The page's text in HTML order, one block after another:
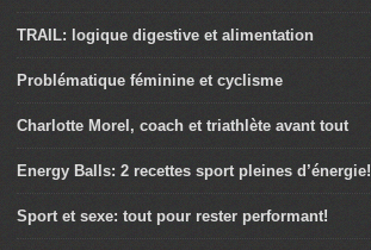
TRAIL: logique digestive et alimentation
Problématique féminine et cyclisme
Charlotte Morel, coach et triathlète avant tout
Energy Balls: 2 recettes sport pleines d’énergie!
Sport et sexe: tout pour rester performant!